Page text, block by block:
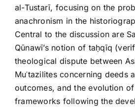
al-Tustarī, focusing on the
anachronism in the
Central to the discussion are
Qūnawī’s notion of taḥqīq
theological dispute between
Muʿtazilites concerning deeds
outcomes, and the evolution
frameworks following the